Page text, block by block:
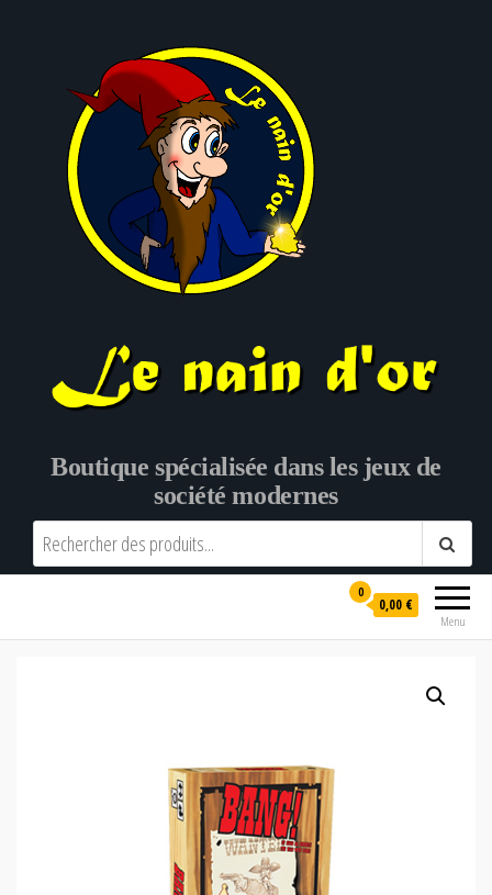
Boutique spécialisée dans les jeux de
société modernes
Menu
0
0,00 €